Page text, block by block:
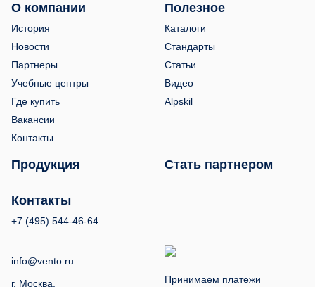
О компании
История
Новости
Партнеры
Учебные центры
Где купить
Вакансии
Контакты
Полезное
Каталоги
Стандарты
Статьи
Видео
Alpskil
Продукция Стать партнером
Контакты
+7 (495) 544-46-64
info@vento.ru
г. Москва,
Принимаем платежи